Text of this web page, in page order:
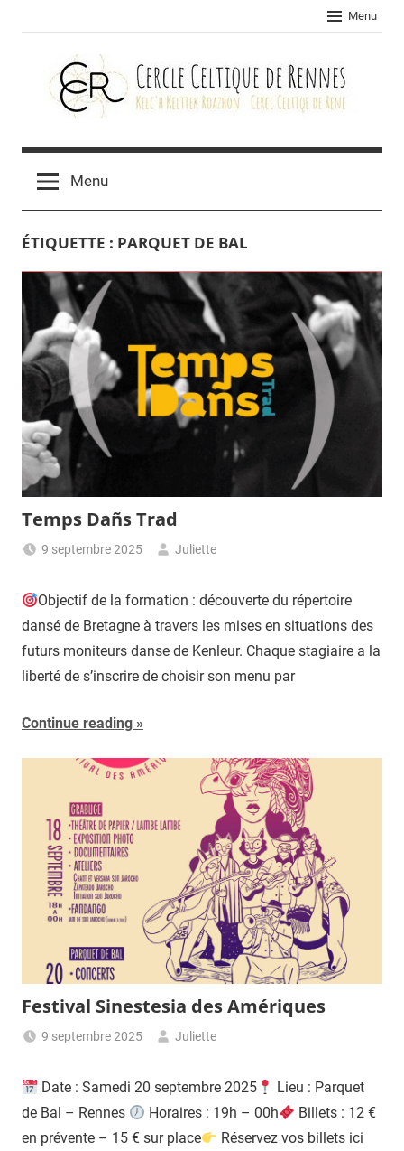
Menu
Cercle
celtique
de
Rennes
Menu
ÉTIQUETTE : PARQUET DE BAL
Temps Dañs Trad
9 septembre 2025 Juliette
Objectif de la formation : découverte du répertoire
dansé de Bretagne à travers les mises en situations des
futurs moniteurs danse de Kenleur. Chaque stagiaire a la
liberté de s’inscrire de choisir son menu par
Continue reading
Festival Sinestesia des Amériques
9 septembre 2025 Juliette
Date : Samedi 20 septembre 2025
Lieu : Parquet
de Bal – Rennes
Horaires : 19h – 00h
Billets : 12 €
en prévente – 15 € sur place
Réservez vos billets ici